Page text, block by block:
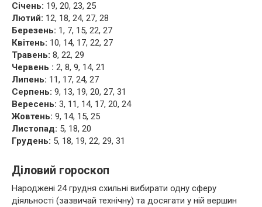
Січень: 19, 20, 23, 25
Лютий: 12, 18, 24, 27, 28
Березень: 1, 7, 15, 22, 27
Квітень: 10, 14, 17, 22, 27
Травень: 8, 22, 29
Червень : 2, 8, 9, 14, 21
Липень: 11, 17, 24, 27
Серпень: 9, 13, 19, 20, 27, 31
Вересень: 3, 11, 14, 17, 20, 24
Жовтень: 9, 14, 15, 25
Листопад: 5, 18, 20
Грудень: 5, 18, 19, 22, 29, 31
Діловий гороскоп
Народжені 24 грудня схильні вибирати одну сферу
діяльності (зазвичай технічну) та досягати у ній вершин